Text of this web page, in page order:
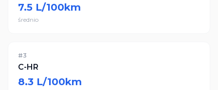
7.5 L/100km
średnio
#3
C-HR
8.3 L/100km